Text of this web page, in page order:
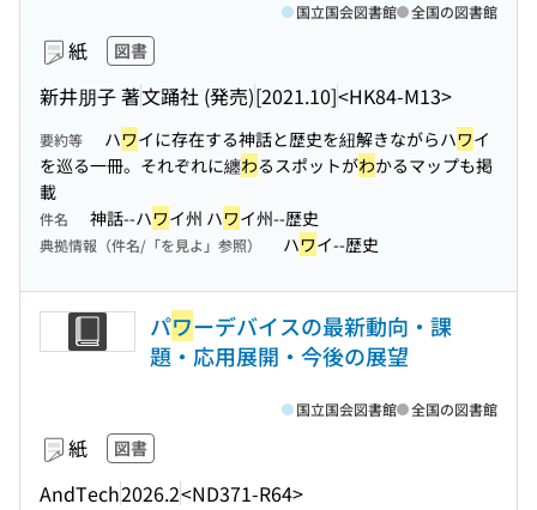
紙 図書
新井朋子 著文踊社 (発売)[2021.10]<HK84-M13>
国立国会図書館 全国の図書館
要約等 ハワイに存在する神話と歴史を紐解きながらハワイ
を巡る一冊。それぞれに纏わるスポットがわかるマップも掲
載
件名 神話--ハワイ州 ハワイ州--歴史
典拠情報（件名/「を見よ」参照） ハワイ--歴史
パワーデバイスの最新動向・課
題・応用展開・今後の展望
紙 図書
AndTech2026.2<ND371-R64>
国立国会図書館 全国の図書館